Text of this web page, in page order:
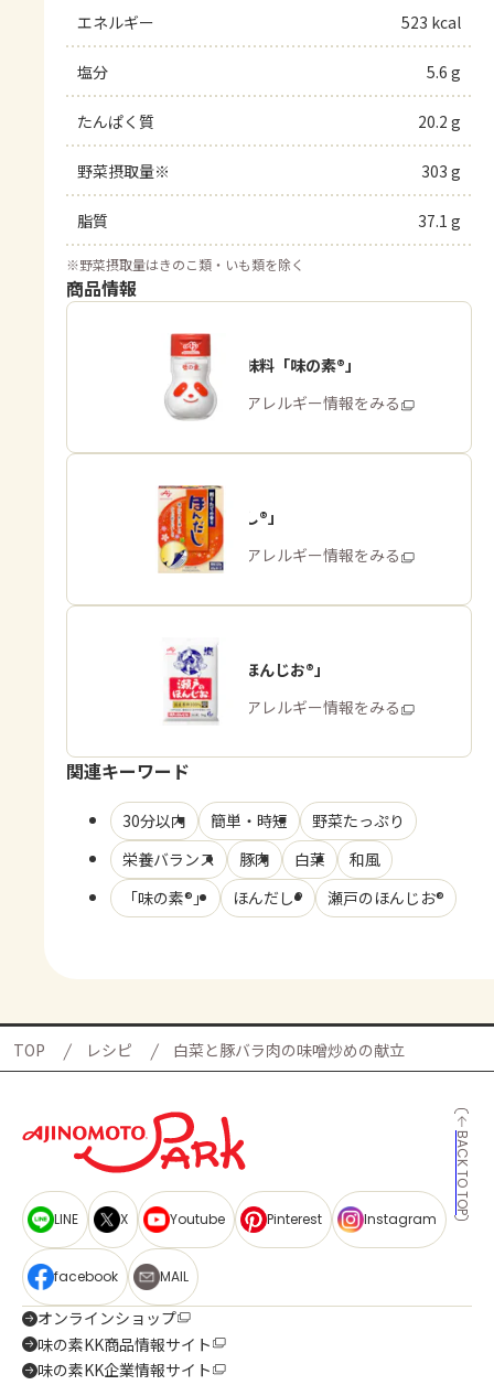
エネルギー 523 kcal
塩分 5.6 g
たんぱく質 20.2 g
野菜摂取量※ 303 g
脂質 37.1 g
※野菜摂取量はきのこ類・いも類を除く
商品情報
うま味調味料「味の素®」
商品・アレルギー情報をみる
「ほんだし®」
商品・アレルギー情報をみる
「瀬戸のほんじお®」
商品・アレルギー情報をみる
関連キーワード
30分以内 簡単・時短
野菜たっぷり
栄養バランス
豚肉 白菜
和風
「味の素®」
ほんだし® 瀬戸のほんじお®
TOP レシピ 白菜と豚バラ肉の味噌炒めの献立
BACK TO TOP
LINE X Youtube Pinterest Instagram
facebook MAIL
オンラインショップ
味の素KK商品情報サイト
味の素KK企業情報サイト